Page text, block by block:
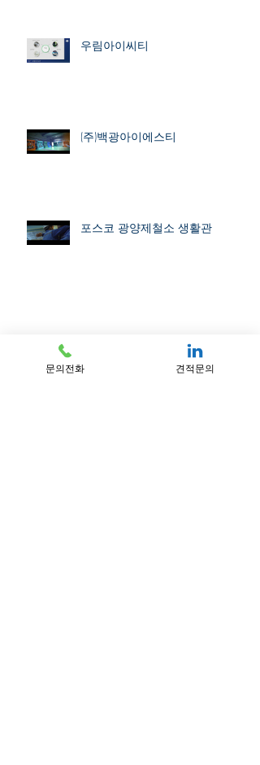
우림아이씨티
(주)백광아이에스티
포스코 광양제철소 생활관
문의전화 견적문의